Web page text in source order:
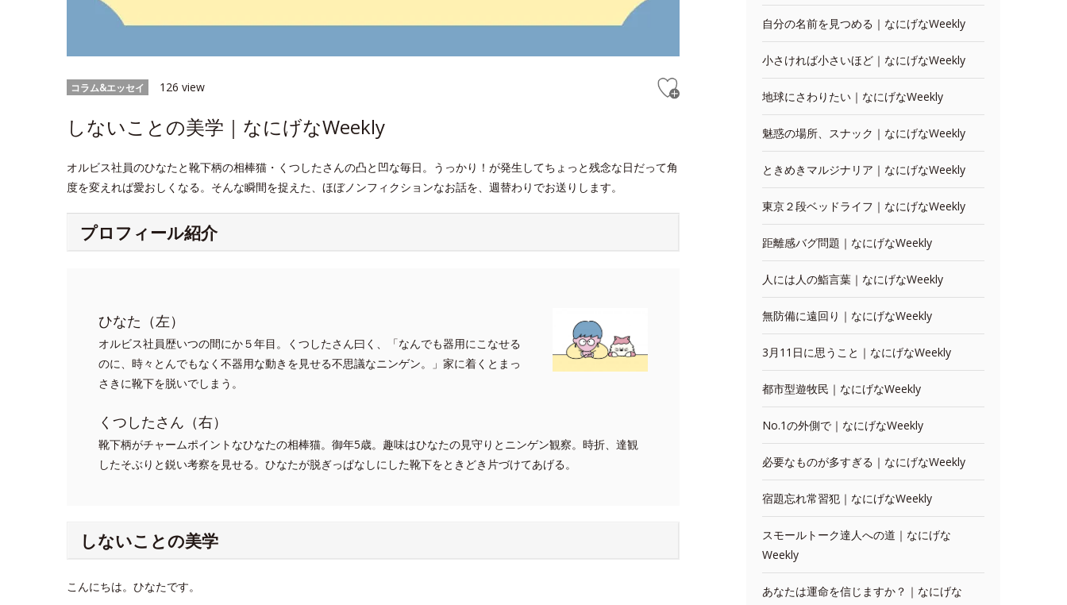
コラム&エッセイ 126 view
しないことの美学｜なにげなWeekly
オルビス社員のひなたと靴下柄の相棒猫・くつしたさんの凸と凹な毎日。うっかり！が発生してちょっと残念な日だって角
度を変えれば愛おしくなる。そんな瞬間を捉えた、ほぼノンフィクションなお話を、週替わりでお送りします。
プロフィール紹介
ひなた（左）
オルビス社員歴いつの間にか５年目。くつしたさん曰く、「なんでも器用にこなせる
のに、時々とんでもなく不器用な動きを見せる不思議なニンゲン。」家に着くとまっ
さきに靴下を脱いでしまう。
くつしたさん（右）
靴下柄がチャームポイントなひなたの相棒猫。御年5歳。趣味はひなたの見守りとニンゲン観察。時折、達観
したそぶりと鋭い考察を見せる。ひなたが脱ぎっぱなしにした靴下をときどき片づけてあげる。
しないことの美学
こんにちは。ひなたです。
自分の名前を見つめる｜なにげなWeekly
小さければ小さいほど｜なにげなWeekly
地球にさわりたい｜なにげなWeekly
魅惑の場所、スナック｜なにげなWeekly
ときめきマルジナリア｜なにげなWeekly
東京２段ベッドライフ｜なにげなWeekly
距離感バグ問題｜なにげなWeekly
人には人の鮨言葉｜なにげなWeekly
無防備に遠回り｜なにげなWeekly
3月11日に思うこと｜なにげなWeekly
都市型遊牧民｜なにげなWeekly
No.1の外側で｜なにげなWeekly
必要なものが多すぎる｜なにげなWeekly
宿題忘れ常習犯｜なにげなWeekly
スモールトーク達人への道｜なにげな
Weekly
あなたは運命を信じますか？｜なにげな